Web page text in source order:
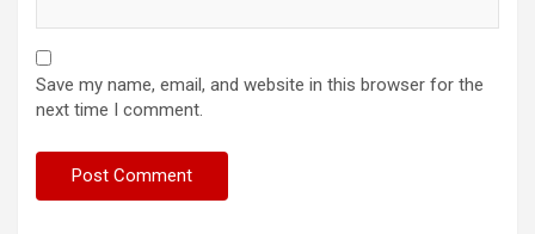
Save my name, email, and website in this browser for the
next time I comment.